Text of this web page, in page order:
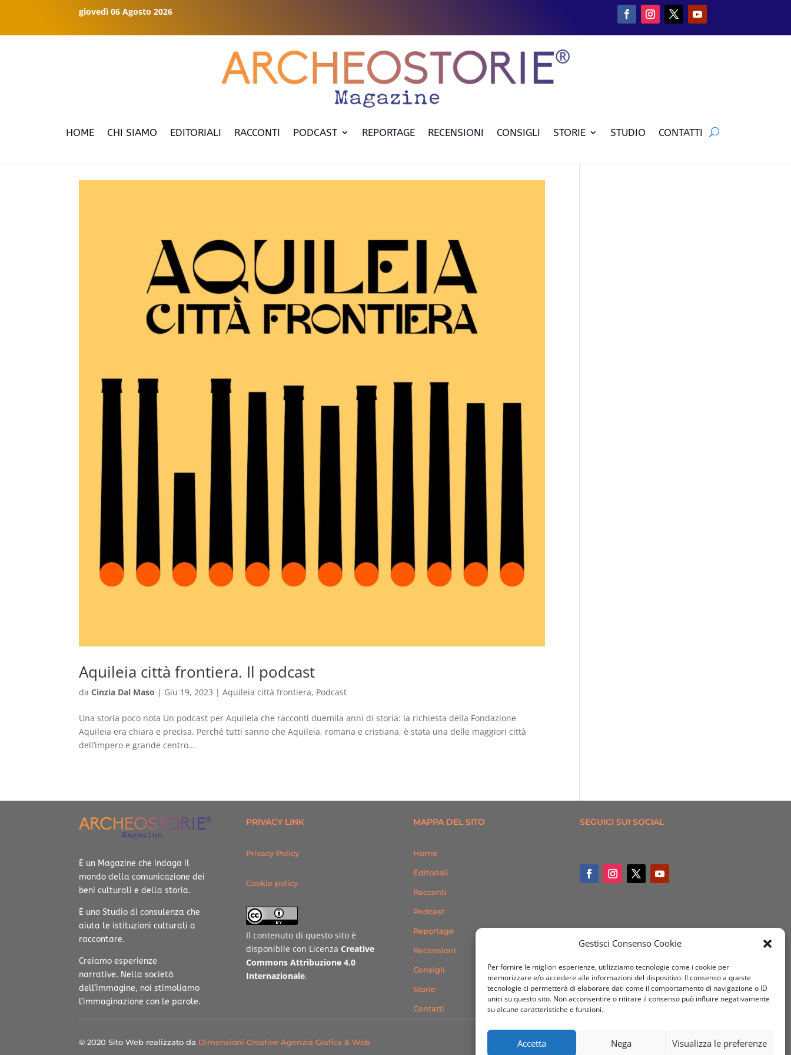
Gestisci Consenso Cookie
Per fornire le migliori esperienze, utilizziamo tecnologie come i cookie per
memorizzare e/o accedere alle informazioni del dispositivo. Il consenso a queste
tecnologie ci permetterà di elaborare dati come il comportamento di navigazione o ID
unici su questo sito. Non acconsentire o ritirare il consenso può influire negativamente
su alcune caratteristiche e funzioni.
Accetta Nega Visualizza le preferenze
giovedì 06 Agosto 2026
HOME CHI SIAMO EDITORIALI RACCONTI PODCAST REPORTAGE RECENSIONI CONSIGLI STORIE STUDIO CONTATTI
Aquileia città frontiera. Il podcast
daCinzia Dal Maso | Giu 19, 2023 |Aquileia città frontiera, Podcast
Una storia poco nota Un podcast per Aquileia che racconti duemila anni di storia: la richiesta della Fondazione
Aquileia era chiara e precisa. Perché tutti sanno che Aquileia, romana e cristiana, è stata una delle maggiori città
dell’impero e grande centro...
È un Magazine che indaga il
mondo della comunicazione dei
beni culturali e della storia.
È uno Studio di consulenza che
aiuta le istituzioni culturali a
raccontare.
Creiamo esperienze
narrative. Nella società
dell’immagine, noi stimoliamo
l’immaginazione con le parole.
PRIVACY LINK
Privacy Policy
Cookie policy
Il contenuto di questo sito è
disponibile con Licenza Creative
Commons Attribuzione 4.0
Internazionale.
MAPPA DEL SITO
Home
Editoriali
Racconti
Podcast
Reportage
Recensioni
Consigli
Storie
Contatti
SEGUICI SUI SOCIAL
© 2020 Sito Web realizzato da Dimensioni Creative Agenzia Grafica & Web